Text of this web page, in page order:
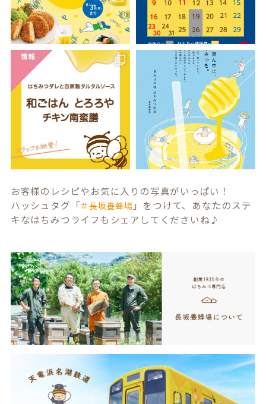
お客様のレシピやお気に入りの写真がいっぱい！
ハッシュタグ「＃長坂養蜂場 」をつけて、あなたのステ
キなはちみつライフもシェアしてくださいね♪